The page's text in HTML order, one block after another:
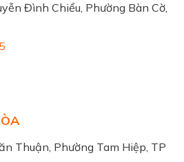
Đình Chiểu, Phường Bàn Cờ,
Thuận, Phường Tam Hiệp, TP